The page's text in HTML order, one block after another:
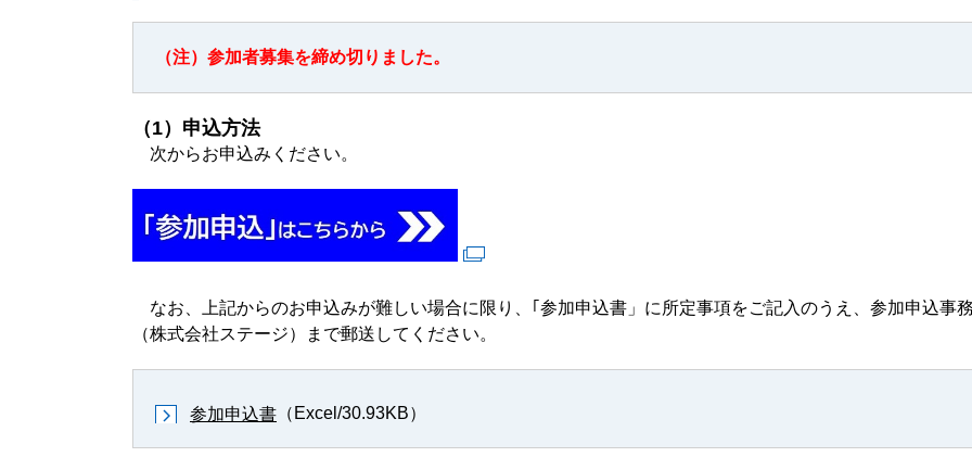
（注）参加者募集を締め切りました。
（1）申込方法
次からお申込みください。
なお、上記からのお申込みが難しい場合に限り、｢参加申込書」に所定事項をご記入のうえ、参加申込事
（株式会社ステージ）まで郵送してください。
参加申込書 （Excel/30.93KB）